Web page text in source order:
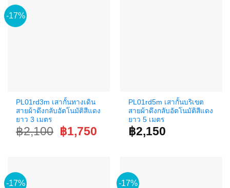
-17%
PL01rd3m เสากั้นทางเดิน
สายผ้าดึงกลับอัตโนมัติสีแดง
ยาว 3 เมตร
฿2,100
Original
price
฿1,750
PL01rd5m เสากั้นบริเขต
สายผ้าดึงกลับอัตโนมัติสีแดง
ยาว 5 เมตร
฿2,150
-17% -17%